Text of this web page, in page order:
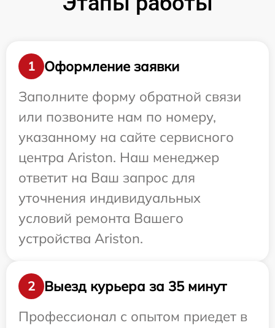
1
Оформление заявки
Заполните форму обратной связи
или позвоните нам по номеру,
указанному на сайте сервисного
центра Ariston. Наш менеджер
ответит на Ваш запрос для
уточнения индивидуальных
условий ремонта Вашего
устройства Ariston.
2
Выезд курьера за 35 минут
Профессионал с опытом приедет в